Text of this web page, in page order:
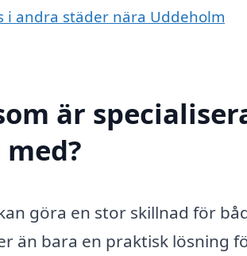
i andra städer nära Uddeholm
är
göra en stor skillnad för
än bara en praktisk lösning